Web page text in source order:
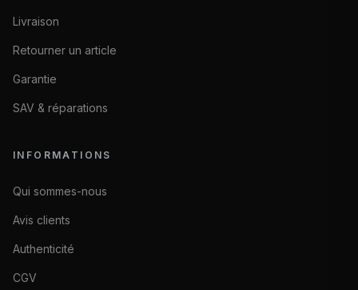
Livraison
Retourner un article
Garantie
SAV & réparations
INFORMATIONS
Qui sommes-nous
Avis clients
Authenticité
CGV